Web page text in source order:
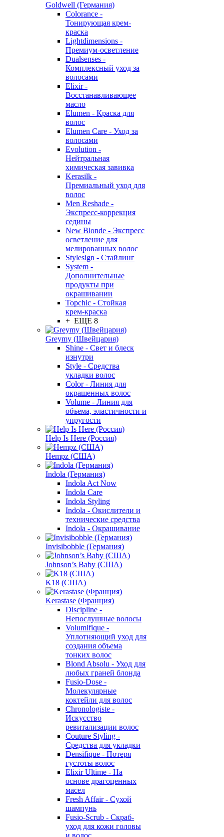
Goldwell (Германия)
Colorance -
Тонирующая крем-
краска
Lightdimensions -
Премиум-осветление
Dualsenses -
Комплексный уход за
волосами
Elixir -
Восстанавливающее
масло
Elumen - Краска для
волос
Elumen Care - Уход за
волосами
Evolution -
Нейтральная
химическая завивка
Kerasilk -
Премиальный уход для
волос
Men Reshade -
Экспресс-коррекция
седины
New Blonde - Экспресс
осветление для
мелированных волос
Stylesign - Стайлинг
System -
Дополнительные
продукты при
окрашивании
Topchic - Стойкая
крем-краска
+ ЕЩЕ 8
Greymy (Швейцария)
Shine - Свет и блеск
изнутри
Style - Средства
укладки волос
Color - Линия для
окрашенных волос
Volume - Линия для
объема, эластичности и
упругости
Help Is Here (Россия)
Hempz (США)
Indola (Германия)
Indola Act Now
Indola Care
Indola Styling
Indola - Окислители и
технические средства
Indola - Окрашивание
Invisibobble (Германия)
Johnson’s Baby (США)
K18 (США)
Kerastase (Франция)
Discipline -
Непослушные волосы
Volumifique -
Уплотняющий уход для
создания объема
тонких волос
Blond Absolu - Уход для
любых граней блонда
Fusio-Dose -
Молекулярные
коктейли для волос
Chronologiste -
Искусство
ревитализации волос
Couture Styling -
Средства для укладки
Densifique - Потеря
густоты волос
Elixir Ultime - На
основе драгоценных
масел
Fresh Affair - Сухой
шампунь
Fusio-Scrub - Скраб-
уход для кожи головы
и волос